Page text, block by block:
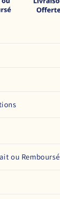
ou Remboursé